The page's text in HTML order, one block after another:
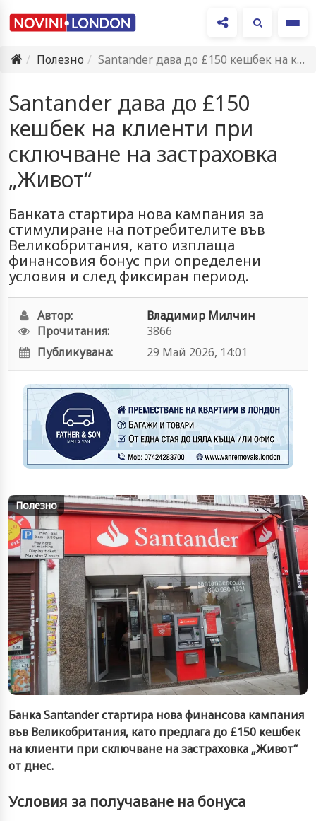
Полезно
Santander дава до £150 кешбек на клиенти при сключване на…
Santander дава до £150
кешбек на клиенти при
сключване на застраховка
„Живот“
Банката стартира нова кампания за
стимулиране на потребителите във
Великобритания, като изплаща
финансовия бонус при определени
условия и след фиксиран период.
Автор:
Владимир Милчин
Прочитания:
3866
Публикувана:
29 Май 2026, 14:01
Полезно
Банка Santander стартира нова финансова кампания
във Великобритания, като предлага до £150 кешбек
на клиенти при сключване на застраховка „Живот“
от днес.
Условия за получаване на бонуса